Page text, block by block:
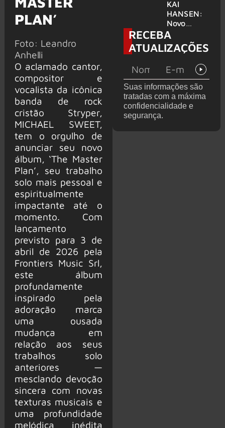
PLAN’
Foto: Leandro
Anhelli
O aclamado cantor,
compositor e
vocalista da icônica
banda de rock
cristão Stryper,
MICHAEL SWEET,
tem o orgulho de
anunciar seu novo
álbum, ‘The Master
Plan’, seu trabalho
solo mais pessoal e
espiritualmente
impactante até o
momento. Com
lançamento
previsto para 3 de
abril de 2026 pela
Frontiers Music Srl,
este álbum
profundamente
inspirado pela
adoração marca
uma ousada
mudança em
relação aos seus
trabalhos solo
anteriores —
mesclando devoção
sincera com novas
texturas musicais e
uma profundidade
melódica inédita
futuro e
levanta
possibilida
de de
deixar os
palcos
KAI
HANSEN:
Novo
single
‘Welcome
To Life’ é
RECEBA
ATUALIZAÇÕES
Suas informações são
tratadas com a máxima
confidencialidade e
segurança.